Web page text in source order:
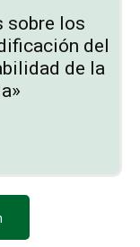
sobre los
del
de la